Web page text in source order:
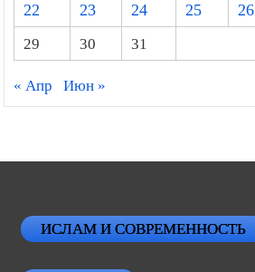
22
23 24 25 26
29
30 31
« Апр Июн »
ИСЛАМ И СОВРЕМЕННОСТЬ